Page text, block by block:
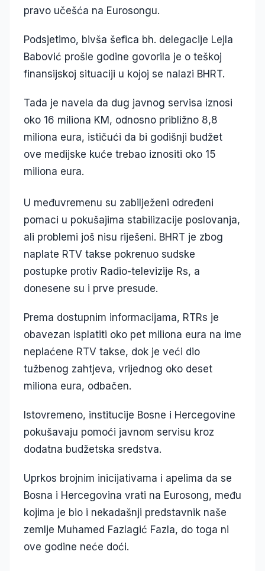
pravo učešća na Eurosongu.
Podsjetimo, bivša šefica bh. delegacije Lejla
Babović prošle godine govorila je o teškoj
finansijskoj situaciji u kojoj se nalazi BHRT.
Tada je navela da dug javnog servisa iznosi
oko 16 miliona KM, odnosno približno 8,8
miliona eura, ističući da bi godišnji budžet
ove medijske kuće trebao iznositi oko 15
miliona eura.
U međuvremenu su zabilježeni određeni
pomaci u pokušajima stabilizacije poslovanja,
ali problemi još nisu riješeni. BHRT je zbog
naplate RTV takse pokrenuo sudske
postupke protiv Radio-televizije Rs, a
donesene su i prve presude.
Prema dostupnim informacijama, RTRs je
obavezan isplatiti oko pet miliona eura na ime
neplaćene RTV takse, dok je veći dio
tužbenog zahtjeva, vrijednog oko deset
miliona eura, odbačen.
Istovremeno, institucije Bosne i Hercegovine
pokušavaju pomoći javnom servisu kroz
dodatna budžetska sredstva.
Uprkos brojnim inicijativama i apelima da se
Bosna i Hercegovina vrati na Eurosong, među
kojima je bio i nekadašnji predstavnik naše
zemlje Muhamed Fazlagić Fazla, do toga ni
ove godine neće doći.